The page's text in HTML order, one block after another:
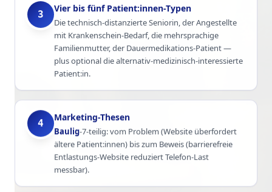
3
Vier bis fünf Patient:innen-Typen
Die technisch-distanzierte Seniorin, der Angestellte
mit Krankenschein-Bedarf, die mehrsprachige
Familienmutter, der Dauermedikations-Patient —
plus optional die alternativ-medizinisch-interessierte
Patient:in.
4
Marketing-Thesen
Baulig -7-teilig: vom Problem (Website überfordert
ältere Patient:innen) bis zum Beweis (barrierefreie
Entlastungs-Website reduziert Telefon-Last
messbar).